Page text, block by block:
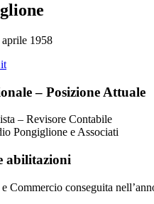
1958
– Posizione Attuale
– Revisore Contabile
Pongiglione e Associati
abilitazioni
Commercio conseguita